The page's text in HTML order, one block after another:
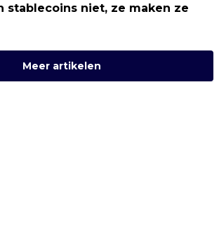
stablecoins niet, ze maken ze
Meer artikelen